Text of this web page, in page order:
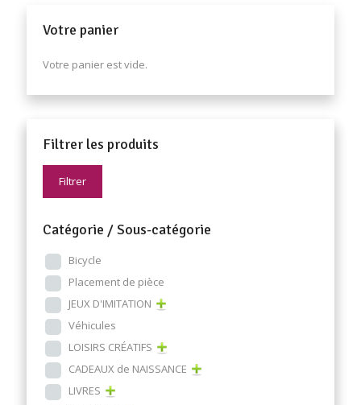
Votre panier
Votre panier est vide.
Filtrer les produits
Filtrer
Catégorie / Sous-catégorie
Bicycle
Placement de pièce
JEUX D'IMITATION
Véhicules
LOISIRS CRÉATIFS
CADEAUX de NAISSANCE
LIVRES